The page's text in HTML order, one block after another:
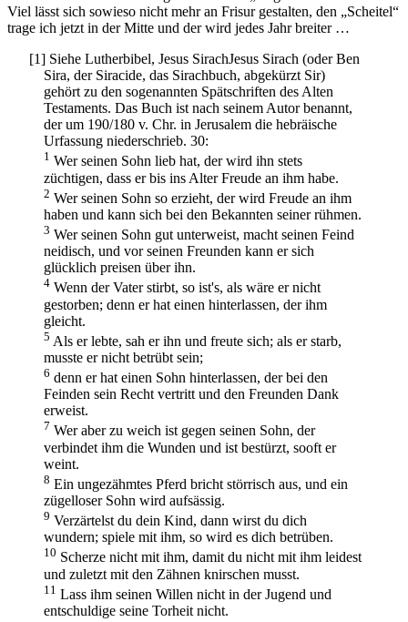
Viel lässt sich sowieso nicht mehr an Frisur gestalten, den
Scheitel
trage ich jetzt in der Mitte und der wird jedes Jahr breiter …
[1] Siehe Lutherbibel, Jesus SirachJesus Sirach (oder Ben
Sira, der Siracide, das Sirachbuch, abgekürzt Sir)
gehört zu den sogenannten Spätschriften des Alten
Testaments. Das Buch ist nach seinem Autor benannt,
der um 190/180 v. Chr. in Jerusalem die hebräische
Urfassung niederschrieb. 30:
1 Wer seinen Sohn lieb hat, der wird ihn stets
züchtigen, dass er bis ins Alter Freude an ihm habe.
2 Wer seinen Sohn so erzieht, der wird Freude an ihm
haben und kann sich bei den Bekannten seiner rühmen.
3 Wer seinen Sohn gut unterweist, macht seinen Feind
neidisch, und vor seinen Freunden kann er sich
glücklich preisen über ihn.
4 Wenn der Vater stirbt, so ist's, als wäre er nicht
gestorben; denn er hat einen hinterlassen, der ihm
gleicht.
5 Als er lebte, sah er ihn und freute sich; als er starb,
musste er nicht betrübt sein;
6 denn er hat einen Sohn hinterlassen, der bei den
Feinden sein Recht vertritt und den Freunden Dank
erweist.
7 Wer aber zu weich ist gegen seinen Sohn, der
verbindet ihm die Wunden und ist bestürzt, sooft er
weint.
8 Ein ungezähmtes Pferd bricht störrisch aus, und ein
zügelloser Sohn wird aufsässig.
9 Verzärtelst du dein Kind, dann wirst du dich
wundern; spiele mit ihm, so wird es dich betrüben.
10 Scherze nicht mit ihm, damit du nicht mit ihm leidest
und zuletzt mit den Zähnen knirschen musst.
11 Lass ihm seinen Willen nicht in der Jugend und
entschuldige seine Torheit nicht.